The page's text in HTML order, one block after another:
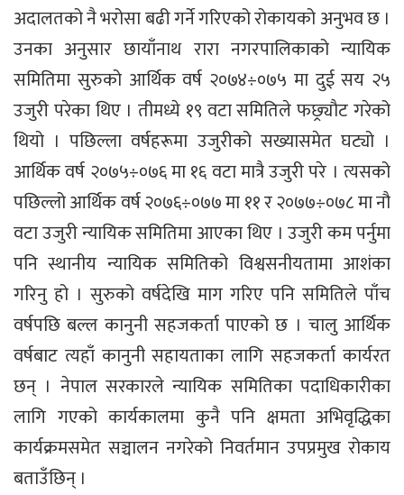
अदालतको नै भरोसा बढी गर्ने गरिएको रोकायको अनुभव छ ।
उनका अनुसार छायाँनाथ रारा नगरपालिकाको न्यायिक
समितिमा सुरुको आर्थिक वर्ष २०७४÷०७५ मा दुई सय २५
उजुरी परेका थिए । तीमध्ये १९ वटा समितिले फछ्र्याैट गरेको
थियो । पछिल्ला वर्षहरूमा उजुरीको सख्यासमेत घट्यो ।
आर्थिक वर्ष २०७५÷०७६ मा १६ वटा मात्रै उजुरी परे । त्यसको
पछिल्लो आर्थिक वर्ष २०७६÷०७७ मा ११ र २०७७÷०७८ मा नौ
वटा उजुरी न्यायिक समितिमा आएका थिए । उजुरी कम पर्नुमा
पनि स्थानीय न्यायिक समितिको विश्वसनीयतामा आशंका
गरिनु हो । सुरुको वर्षदेखि माग गरिए पनि समितिले पाँच
वर्षपछि बल्ल कानुनी सहजकर्ता पाएको छ । चालु आर्थिक
वर्षबाट त्यहाँ कानुनी सहायताका लागि सहजकर्ता कार्यरत
छन् । नेपाल सरकारले न्यायिक समितिका पदाधिकारीका
लागि गएको कार्यकालमा कुनै पनि क्षमता अभिवृद्धिका
कार्यक्रमसमेत सञ्चालन नगरेको निवर्तमान उपप्रमुख रोकाय
बताउँछिन् ।